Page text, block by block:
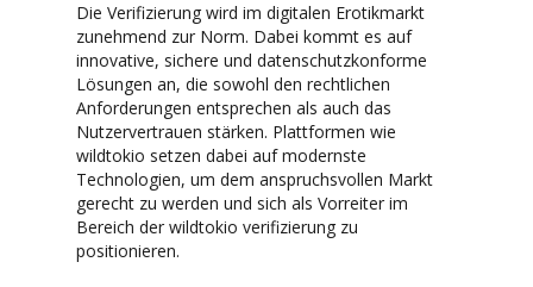
Die Verifizierung wird im digitalen Erotikmarkt
zunehmend zur Norm. Dabei kommt es auf
innovative, sichere und datenschutzkonforme
Lösungen an, die sowohl den rechtlichen
Anforderungen entsprechen als auch das
Nutzervertrauen stärken. Plattformen wie
wildtokio setzen dabei auf modernste
Technologien, um dem anspruchsvollen Markt
gerecht zu werden und sich als Vorreiter im
Bereich der wildtokio verifizierung zu
positionieren.